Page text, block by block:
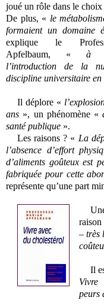
joué un rôle dans le choix
De plus, « le
formaient un domaine
explique le
Apfelbaum, «à
l’introduction de la
discipline universitaire
Il déplore «
ans », un phénomène «
santé publique ».
Les raisons ? « La
l’absence d’effort
d’aliments goûteux est
fabriquée pour cette
représente qu’une part
– très
Il
Vivre
peurs